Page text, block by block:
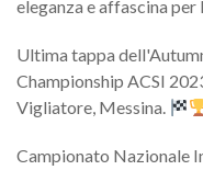
eleganza e affascina per
Ultima tappa
Championship ACSI
Vigliatore, Messina.
Campionato Nazionale